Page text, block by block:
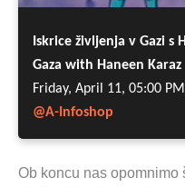
Ob koncu nas opomnimo